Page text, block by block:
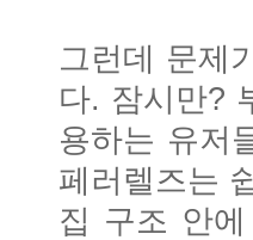
그런데 문제
다. 잠시만?
용하는 유저
페러렐즈는
집 구조 안